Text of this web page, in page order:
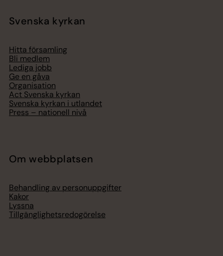
Svenska kyrkan
Hitta församling
Bli medlem
Lediga jobb
Ge en gåva
Organisation
Act Svenska kyrkan
Svenska kyrkan i utlandet
Press – nationell nivå
Om webbplatsen
Behandling av personuppgifter
Kakor
Lyssna
Tillgänglighetsredogörelse